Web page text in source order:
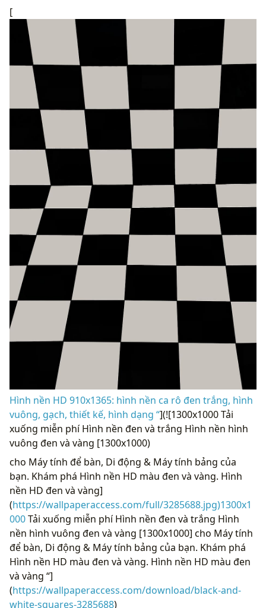
[
Hình nền HD 910x1365: hình nền ca rô đen trắng, hình
vuông, gạch, thiết kế, hình dạng “](![1300x1000 Tải
xuống miễn phí Hình nền đen và trắng Hình nền hình
vuông đen và vàng [1300x1000)
cho Máy tính để bàn, Di động & Máy tính bảng của
bạn. Khám phá Hình nền HD màu đen và vàng. Hình
nền HD đen và vàng]
(https://wallpaperaccess.com/full/3285688.jpg)1300x1
000Tải xuống miễn phí Hình nền đen và trắng Hình
nền hình vuông đen và vàng [1300x1000] cho Máy tính
để bàn, Di động & Máy tính bảng của bạn. Khám phá
Hình nền HD màu đen và vàng. Hình nền HD màu đen
và vàng “]
(https://wallpaperaccess.com/download/black-and-
white-squares-3285688)